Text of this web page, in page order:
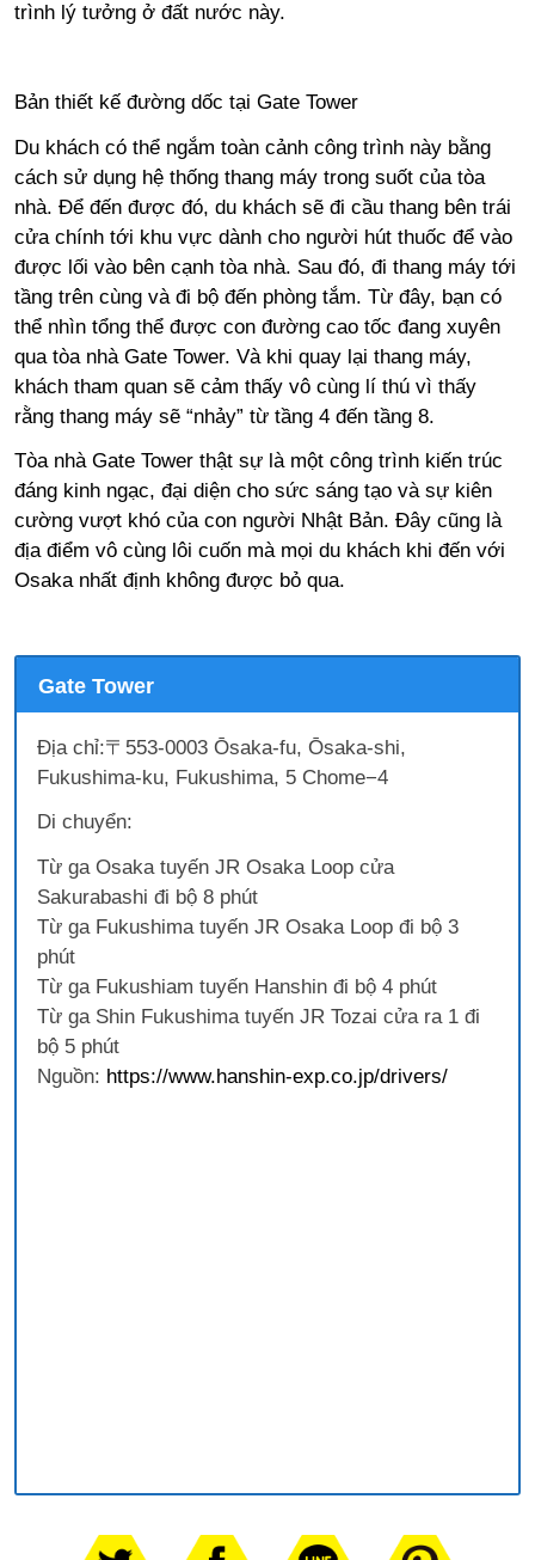
trình lý tưởng ở đất nước này.
Bản thiết kế đường dốc tại Gate Tower
Du khách có thể ngắm toàn cảnh công trình này bằng
cách sử dụng hệ thống thang máy trong suốt của tòa
nhà. Để đến được đó, du khách sẽ đi cầu thang bên trái
cửa chính tới khu vực dành cho người hút thuốc để vào
được lối vào bên cạnh tòa nhà. Sau đó, đi thang máy tới
tầng trên cùng và đi bộ đến phòng tắm. Từ đây, bạn có
thể nhìn tổng thể được con đường cao tốc đang xuyên
qua tòa nhà Gate Tower. Và khi quay lại thang máy,
khách tham quan sẽ cảm thấy vô cùng lí thú vì thấy
rằng thang máy sẽ “nhảy” từ tầng 4 đến tầng 8.
Tòa nhà Gate Tower thật sự là một công trình kiến trúc
đáng kinh ngạc, đại diện cho sức sáng tạo và sự kiên
cường vượt khó của con người Nhật Bản. Đây cũng là
địa điểm vô cùng lôi cuốn mà mọi du khách khi đến với
Osaka nhất định không được bỏ qua.
Gate Tower
Địa chỉ:〒553-0003 Ōsaka-fu, Ōsaka-shi,
Fukushima-ku, Fukushima, 5 Chome−4
Di chuyển:
Từ ga Osaka tuyến JR Osaka Loop cửa
Sakurabashi đi bộ 8 phút
Từ ga Fukushima tuyến JR Osaka Loop đi bộ 3
phút
Từ ga Fukushiam tuyến Hanshin đi bộ 4 phút
Từ ga Shin Fukushima tuyến JR Tozai cửa ra 1 đi
bộ 5 phút
Nguồn: https://www.hanshin-exp.co.jp/drivers/